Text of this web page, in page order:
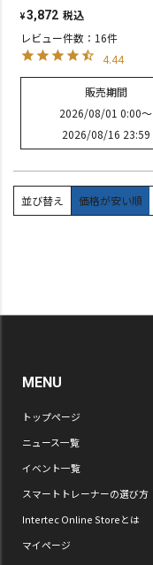
¥3,872 税込
レビュー件数：16件
4.44
販売期間
2026/08/01 0:00〜
2026/08/16 23:59
並び替え 価格が安い順
MENU
トップページ
ニュース一覧
イベント一覧
スマートトレーナーの選び方
Intertec Online Storeとは
マイページ